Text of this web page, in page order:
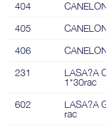
404
405
406
231
LASA?A
1*30rac
602
LASA?A
rac